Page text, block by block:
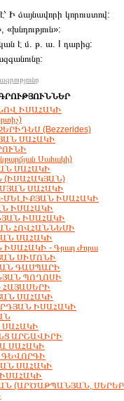
Ի ձայնավորի կորուստով:
է մ. թ. ա. I դարից:
ԻՍԱՀԱԿԻ
(Bezzerides)
ՍԱՀԱԿԻ
Սահակի)
ՍԱՀԱԿԻ
(ԻՍԱՀԱԿՅԱՆ)
ՍԱՀԱԿԻ
ՄԵԼԻՔՅԱՆ ԻՍԱՀԱԿԻ
ԻՍԱՀԱԿԻ
ԻՍԱՀԱԿԻ
ՀՈՎՀԱՆՆԵՍԻ
ՍԱՀԱԿԻ
- Գրադ Ժորա
ՍԻՄՈՆԻ
ԳԱՍՊԱՐԻ
ՊՈՂՈՍԻ
ՍԱՀԱԿԻ
ԻՍԱՀԱԿԻ
ԱՐՇԱՎԻՐԻ
ՍԱՀԱԿԻ
ԳԵՎՈՐԳԻ
ՍԱՀԱԿԻ
(ԱՐԾԱԹՊԱՆՅԱՆ,